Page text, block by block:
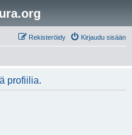
Kirjaudu sisään
Rekisteröidy
profiilia.